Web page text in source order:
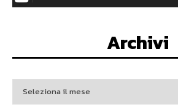
Archivi